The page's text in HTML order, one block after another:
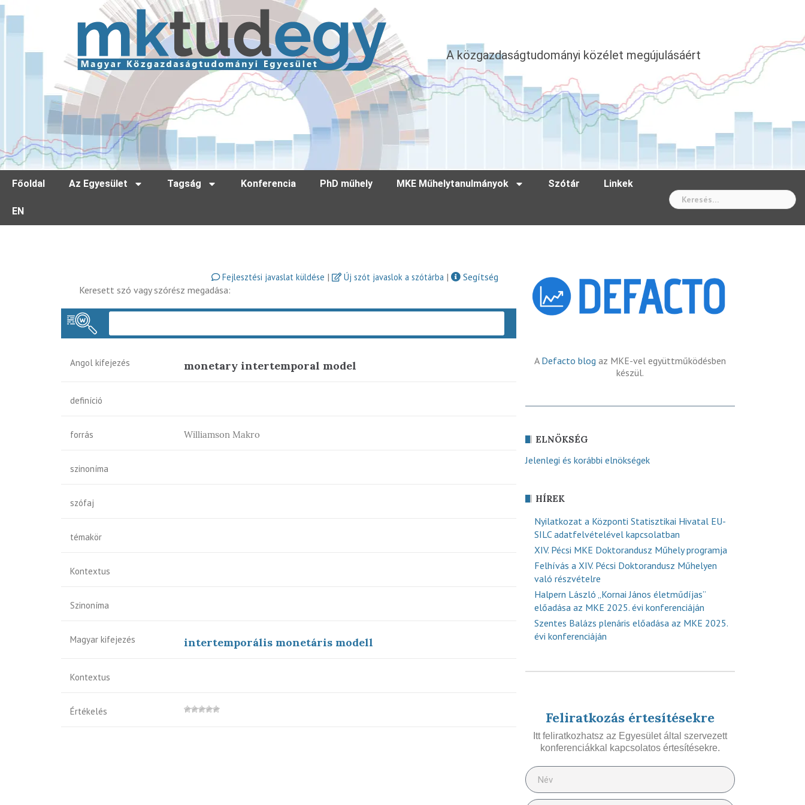
A közgazdaságtudományi közélet megújulásáért
Főoldal Az Egyesület Tagság Konferencia PhD műhely MKE Műhelytanulmányok Szótár Linkek
EN
Fejlesztési javaslat küldése | Új szót javaslok a szótárba |
Segítség
Keresett szó vagy szórész megadása:
Angol kifejezés monetary intertemporal model
definíció
forrás Williamson Makro
szinoníma
szófaj
témakör
Kontextus
Szinoníma
Magyar kifejezés intertemporális monetáris modell
Kontextus
Értékelés
A Defacto blog az MKE-vel együttműködésben
készül.
ELNÖKSÉG
Jelenlegi és korábbi elnökségek
HÍREK
Nyilatkozat a Központi Statisztikai Hivatal EU-
SILC adatfelvételével kapcsolatban
XIV. Pécsi MKE Doktorandusz Műhely programja
Felhívás a XIV. Pécsi Doktorandusz Műhelyen
való részvételre
Halpern László „Kornai János életműdíjas”
előadása az MKE 2025. évi konferenciáján
Szentes Balázs plenáris előadása az MKE 2025.
évi konferenciáján
Feliratkozás értesítésekre
Itt feliratkozhatsz az Egyesület által szervezett
konferenciákkal kapcsolatos értesítésekre.